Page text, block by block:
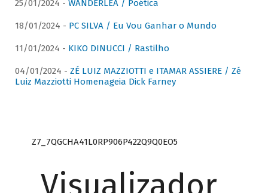
25/01/2024 - WANDERLÉA / Poética
18/01/2024 - PC SILVA / Eu Vou Ganhar o Mundo
11/01/2024 - KIKO DINUCCI / Rastilho
04/01/2024 - ZÉ LUIZ MAZZIOTTI e ITAMAR ASSIERE / Zé
Luiz Mazziotti Homenageia Dick Farney
Z7_7QGCHA41L0RP906P422Q9Q0EO5
Visualizador